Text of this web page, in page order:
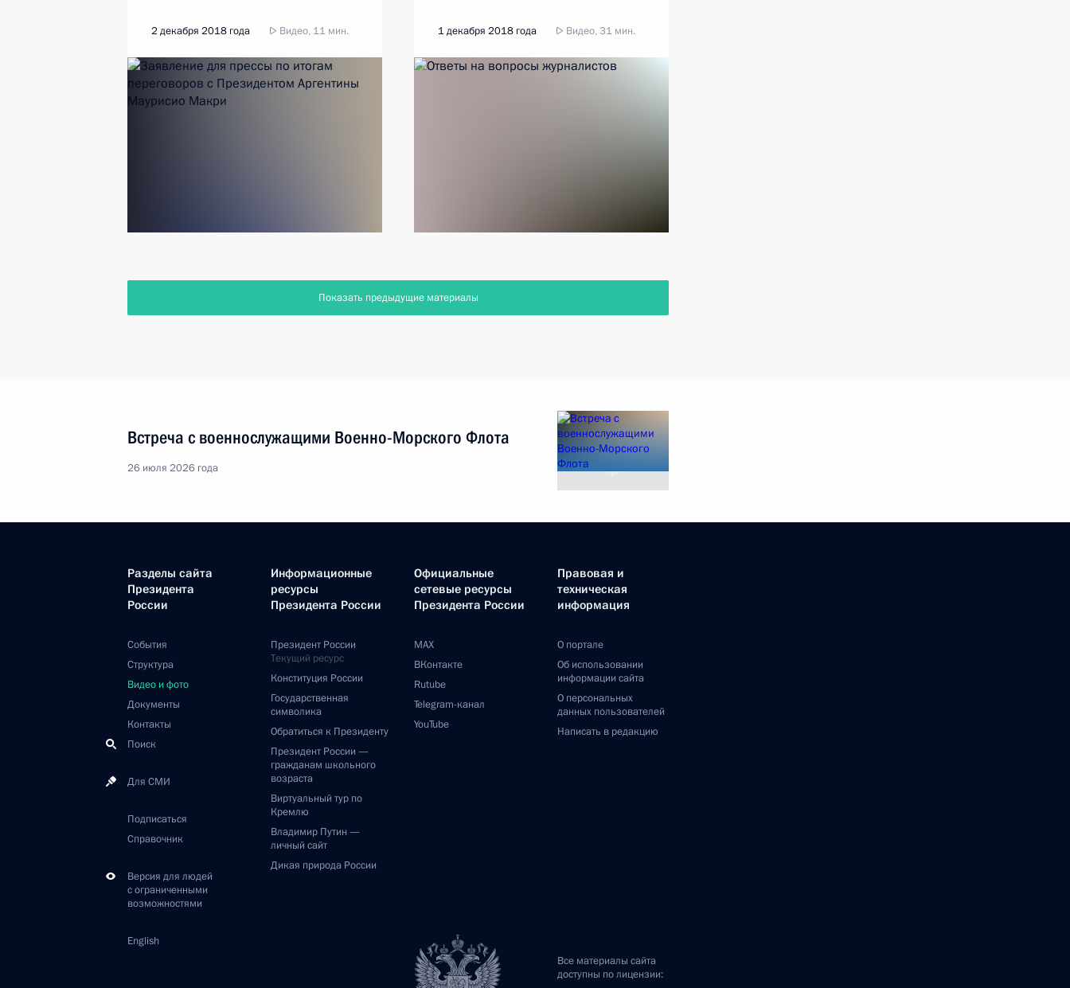
2 декабря 2018 года Видео, 11 мин. 1 декабря 2018 года Видео, 31 мин.
Показать предыдущие материалы
Встреча с военнослужащими Военно-Морского Флота
26 июля 2026 года
Разделы сайта
Президента
России
События
Структура
Видео и фото
Документы
Контакты
Поиск
Для СМИ
Подписаться
Справочник
Версия для людей
с ограниченными
возможностями
English
Информационные
ресурсы
Президента России
Президент России
Текущий ресурс
Конституция России
Государственная
символика
Обратиться к Президенту
Президент России —
гражданам школьного
возраста
Виртуальный тур по
Кремлю
Владимир Путин —
личный сайт
Дикая природа России
Официальные
сетевые ресурсы
Президента России
MAX
ВКонтакте
Rutube
Telegram-канал
YouTube
Правовая и
техническая
информация
О портале
Об использовании
информации сайта
О персональных
данных пользователей
Написать в редакцию
Все материалы сайта
доступны по лицензии: